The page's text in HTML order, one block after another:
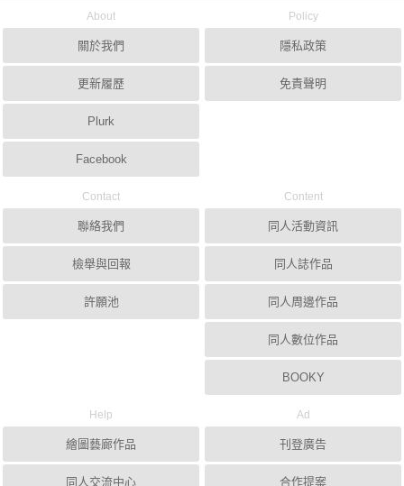
About
關於我們
更新履歷
Plurk
Facebook
Policy
隱私政策
免責聲明
Contact
聯絡我們
檢舉與回報
許願池
Content
同人活動資訊
同人誌作品
同人周邊作品
同人數位作品
BOOKY
Help
繪圖藝廊作品
同人交流中心
Ad
刊登廣告
合作提案